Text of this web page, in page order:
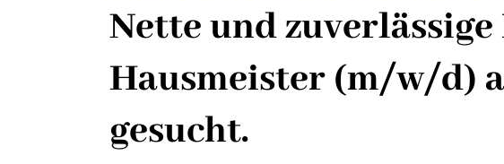
Nette und
Hausmeister (m/w/d)
gesucht.